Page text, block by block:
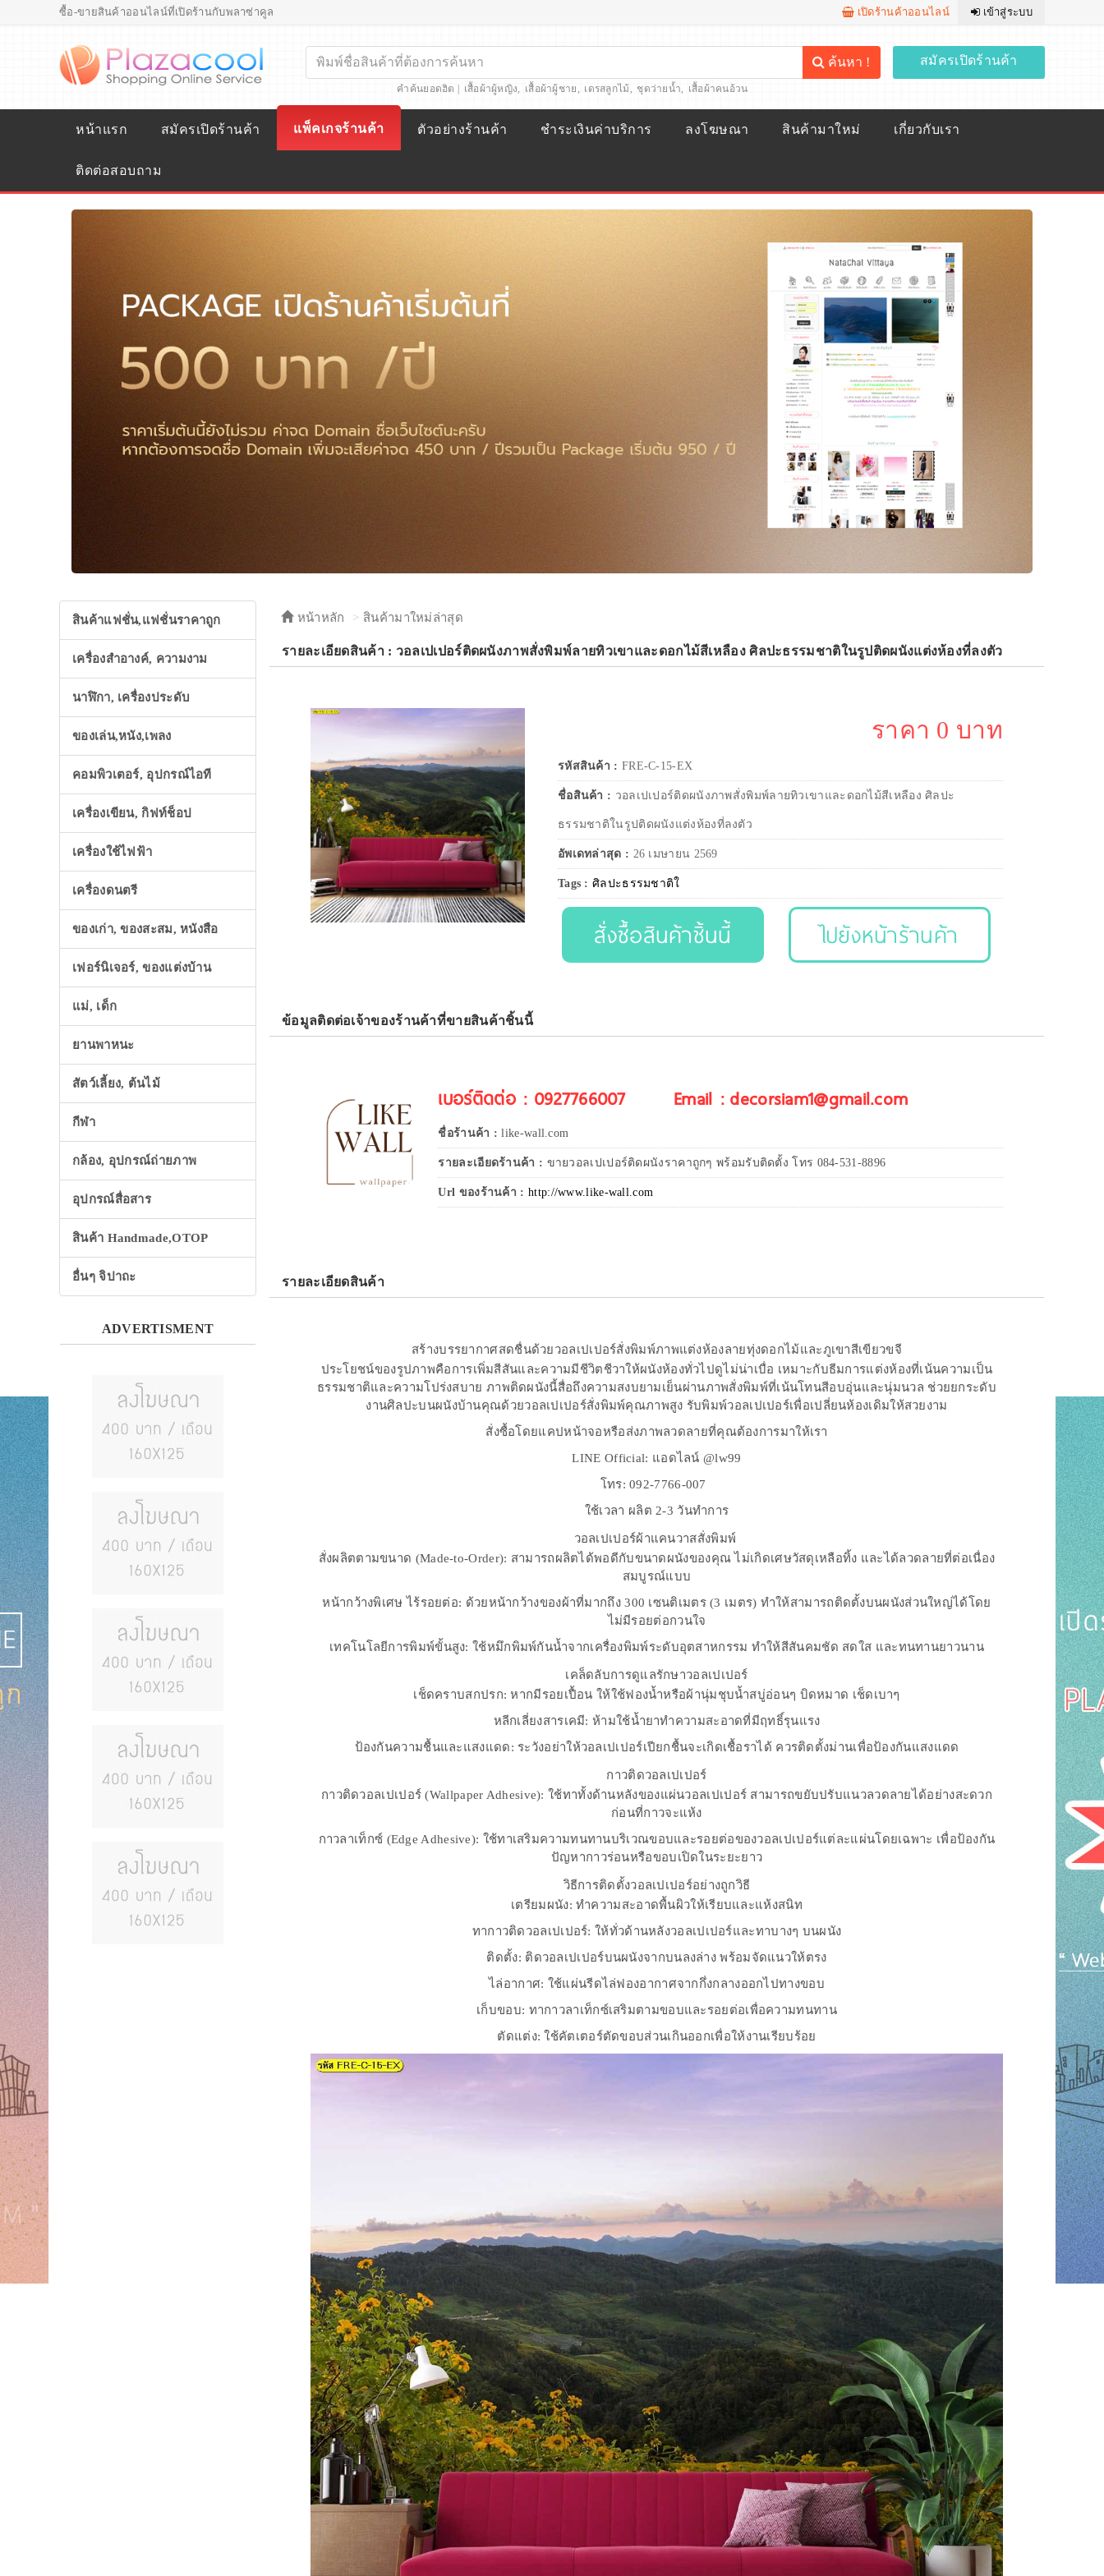
ซื้อ-ขายสินค้าออนไลน์ที่เปิดร้านกับพลาซ่าคูล เปิดร้านค้าออนไลน์ เข้าสู่ระบบ
ค้นหา !
คำค้นยอดฮิต | เสื้อผ้าผู้หญิง, เสื้อผ้าผู้ชาย, เดรสลูกไม้, ชุดว่ายน้ำ, เสื้อผ้าคนอ้วน
สมัครเปิดร้านค้า
หน้าแรก สมัครเปิดร้านค้า แพ็คเกจร้านค้า ตัวอย่างร้านค้า ชำระเงินค่าบริการ ลงโฆษณา สินค้ามาใหม่ เกี่ยวกับเรา
ติดต่อสอบถาม
สินค้าแฟชั่น,แฟชั่นราคาถูก
เครื่องสำอางค์, ความงาม
นาฬิกา, เครื่องประดับ
ของเล่น,หนัง,เพลง
คอมพิวเตอร์, อุปกรณ์ไอที
เครื่องเขียน, กิฟท์ช็อป
เครื่องใช้ไฟฟ้า
เครื่องดนตรี
ของเก่า, ของสะสม, หนังสือ
เฟอร์นิเจอร์, ของแต่งบ้าน
แม่, เด็ก
ยานพาหนะ
สัตว์เลี้ยง, ต้นไม้
กีฬา
กล้อง, อุปกรณ์ถ่ายภาพ
อุปกรณ์สื่อสาร
สินค้า Handmade,OTOP
อื่นๆ จิปาถะ
ADVERTISMENT
หน้าหลัก สินค้ามาใหม่ล่าสุด
รายละเอียดสินค้า : วอลเปเปอร์ติดผนังภาพสั่งพิมพ์ลายทิวเขาและดอกไม้สีเหลือง ศิลปะธรรมชาติในรูปติดผนังแต่งห้องที่ลงตัว
ราคา 0 บาท
รหัสสินค้า : FRE-C-15-EX
ชื่อสินค้า : วอลเปเปอร์ติดผนังภาพสั่งพิมพ์ลายทิวเขาและดอกไม้สีเหลือง ศิลปะ
ธรรมชาติในรูปติดผนังแต่งห้องที่ลงตัว
อัพเดทล่าสุด : 26 เมษายน 2569
Tags :ศิลปะธรรมชาติใ
สั่งซื้อสินค้าชิ้นนี้ ไปยังหน้าร้านค้า
ข้อมูลติดต่อเจ้าของร้านค้าที่ขายสินค้าชิ้นนี้
เบอร์ติดต่อ : 0927766007 Email : decorsiam1@gmail.com
ชื่อร้านค้า :like-wall.com
รายละเอียดร้านค้า : ขายวอลเปเปอร์ติดผนังราคาถูกๆ พร้อมรับติดตั้ง โทร 084-531-8896
Url ของร้านค้า : http://www.like-wall.com
รายละเอียดสินค้า
สร้างบรรยากาศสดชื่นด้วยวอลเปเปอร์สั่งพิมพ์ภาพแต่งห้องลายทุ่งดอกไม้และภูเขาสีเขียวขจี
ประโยชน์ของรูปภาพคือการเพิ่มสีสันและความมีชีวิตชีวาให้ผนังห้องทั่วไปดูไม่น่าเบื่อ เหมาะกับธีมการแต่งห้องที่เน้นความเป็น
ธรรมชาติและความโปร่งสบาย ภาพติดผนังนี้สื่อถึงความสงบยามเย็นผ่านภาพสั่งพิมพ์ที่เน้นโทนสีอบอุ่นและนุ่มนวล ช่วยยกระดับ
งานศิลปะบนผนังบ้านคุณด้วยวอลเปเปอร์สั่งพิมพ์คุณภาพสูง รับพิมพ์วอลเปเปอร์เพื่อเปลี่ยนห้องเดิมให้สวยงาม
สั่งซื้อโดยแคปหน้าจอหรือส่งภาพลวดลายที่คุณต้องการมาให้เรา
LINE Official: แอดไลน์ @lw99
โทร: 092-7766-007
ใช้เวลา ผลิต 2-3 วันทำการ
วอลเปเปอร์ผ้าแคนวาสสั่งพิมพ์
สั่งผลิตตามขนาด (Made-to-Order): สามารถผลิตได้พอดีกับขนาดผนังของคุณ ไม่เกิดเศษวัสดุเหลือทิ้ง และได้ลวดลายที่ต่อเนื่อง
สมบูรณ์แบบ
หน้ากว้างพิเศษ ไร้รอยต่อ: ด้วยหน้ากว้างของผ้าที่มากถึง 300 เซนติเมตร (3 เมตร) ทำให้สามารถติดตั้งบนผนังส่วนใหญ่ได้โดย
ไม่มีรอยต่อกวนใจ
เทคโนโลยีการพิมพ์ขั้นสูง: ใช้หมึกพิมพ์กันน้ำจากเครื่องพิมพ์ระดับอุตสาหกรรม ทำให้สีสันคมชัด สดใส และทนทานยาวนาน
เคล็ดลับการดูแลรักษาวอลเปเปอร์
เช็ดคราบสกปรก: หากมีรอยเปื้อน ให้ใช้ฟองน้ำหรือผ้านุ่มชุบน้ำสบู่อ่อนๆ บิดหมาด เช็ดเบาๆ
หลีกเลี่ยงสารเคมี: ห้ามใช้น้ำยาทำความสะอาดที่มีฤทธิ์รุนแรง
ป้องกันความชื้นและแสงแดด: ระวังอย่าให้วอลเปเปอร์เปียกชื้นจะเกิดเชื้อราได้ ควรติดตั้งม่านเพื่อป้องกันแสงแดด
กาวติดวอลเปเปอร์
กาวติดวอลเปเปอร์ (Wallpaper Adhesive): ใช้ทาทั้งด้านหลังของแผ่นวอลเปเปอร์ สามารถขยับปรับแนวลวดลายได้อย่างสะดวก
ก่อนที่กาวจะแห้ง
กาวลาเท็กซ์ (Edge Adhesive): ใช้ทาเสริมความทนทานบริเวณขอบและรอยต่อของวอลเปเปอร์แต่ละแผ่นโดยเฉพาะ เพื่อป้องกัน
ปัญหากาวร่อนหรือขอบเปิดในระยะยาว
วิธีการติดตั้งวอลเปเปอร์อย่างถูกวิธี
เตรียมผนัง: ทำความสะอาดพื้นผิวให้เรียบและแห้งสนิท
ทากาวติดวอลเปเปอร์: ให้ทั่วด้านหลังวอลเปเปอร์และทาบางๆ บนผนัง
ติดตั้ง: ติดวอลเปเปอร์บนผนังจากบนลงล่าง พร้อมจัดแนวให้ตรง
ไล่อากาศ: ใช้แผ่นรีดไล่ฟองอากาศจากกึ่งกลางออกไปทางขอบ
เก็บขอบ: ทากาวลาเท็กซ์เสริมตามขอบและรอยต่อเพื่อความทนทาน
ตัดแต่ง: ใช้คัตเตอร์ตัดขอบส่วนเกินออกเพื่อให้งานเรียบร้อย